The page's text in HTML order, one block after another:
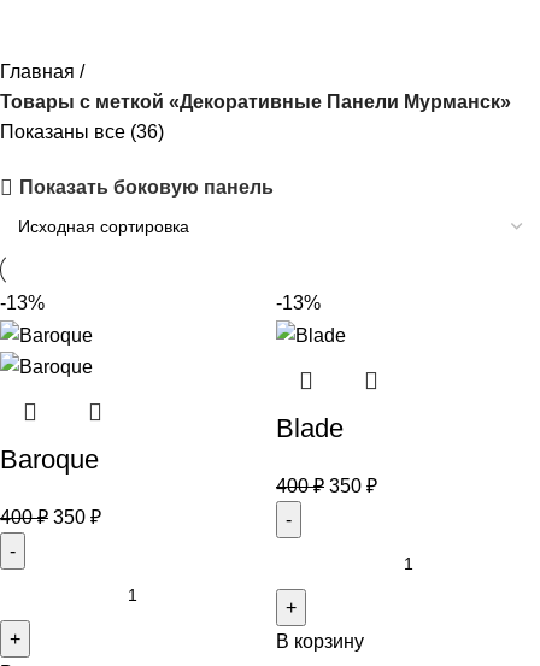
Главная
Товары с меткой «Декоративные Панели Мурманск»
Показаны все (36)
Показать боковую панель
-13%
Baroque
400₽ 350 ₽
-13%
Blade
400₽ 350 ₽
В корзину